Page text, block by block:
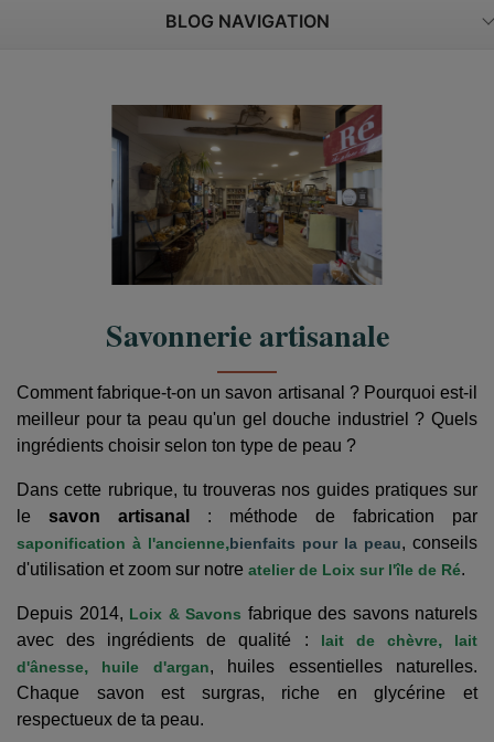
BLOG NAVIGATION
Savonnerie artisanale
Comment fabrique-t-on un savon artisanal ? Pourquoi est-il
meilleur pour ta peau qu'un gel douche industriel ? Quels
ingrédients choisir selon ton type de peau ?
Dans cette rubrique, tu trouveras nos guides pratiques sur
le savon artisanal : méthode de fabrication par
saponification à l'ancienne,bienfaits pour la peau, conseils
d'utilisation et zoom sur notre atelier de Loix sur l'île de Ré.
Depuis 2014, Loix & Savons fabrique des savons naturels
avec des ingrédients de qualité :
lait de chèvre, lait
d'ânesse, huile d'argan, huiles essentielles naturelles.
Chaque savon est surgras, riche en glycérine et
respectueux de ta peau.